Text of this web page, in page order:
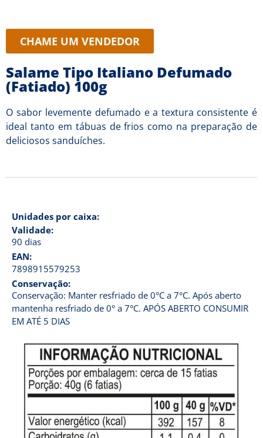
CHAME UM VENDEDOR
Salame Tipo Italiano Defumado
(Fatiado) 100g
O sabor levemente defumado e a textura consistente é
ideal tanto em tábuas de frios como na preparação de
deliciosos sanduíches.
Unidades por caixa:
Validade:
90 dias
EAN:
7898915579253
Conservação:
Conservação: Manter resfriado de 0°C a 7°C. Após aberto
mantenha resfriado de 0° a 7°C. APÓS ABERTO CONSUMIR
EM ATÉ 5 DIAS